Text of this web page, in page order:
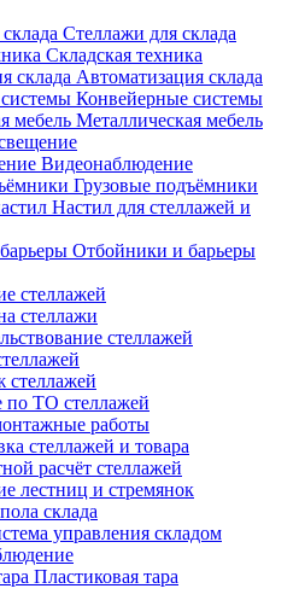
Cтеллажи для склада
Складская техника
Автоматизация склада
Конвейерные системы
Металлическая мебель
Видеонаблюдение
Грузовые подъёмники
Настил для стеллажей и
Отбойники и барьеры
стеллажей
стеллажи
стеллажей
стеллажей
по ТО стеллажей
работы
стеллажей и товара
расчёт стеллажей
лестниц и стремянок
склада
управления складом
Пластиковая тара